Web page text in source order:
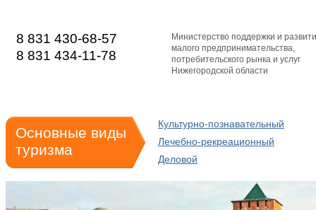
8 831 430-68-57
8 831 434-11-78
Министерство поддержки и
малого предпринимательства,
потребительского рынка и услуг
Нижегородской области
Основные виды
туризма
Культурно-познавательный
Лечебно-рекреационный
Деловой